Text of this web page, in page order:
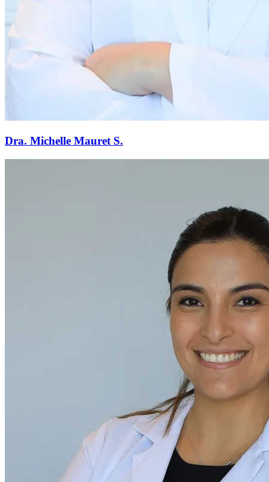
Dra. Michelle Mauret S.